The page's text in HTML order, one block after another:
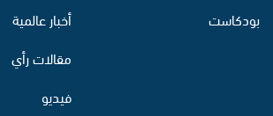
بودكاست
أخبار عالمية
مقالات رأي
فيديو